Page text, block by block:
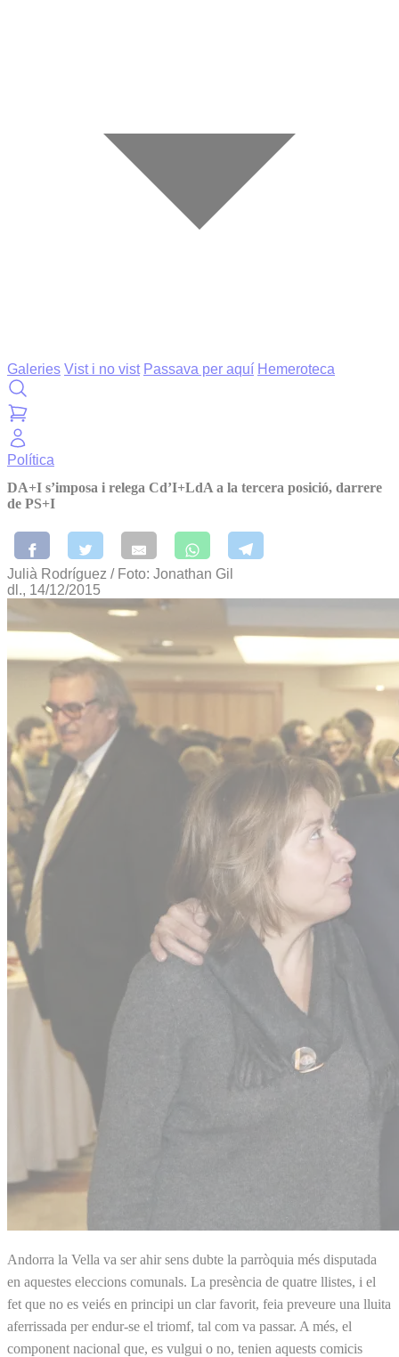
Galeries Vist i no vist Passava per aquí Hemeroteca
Política
DA+I s’imposa i relega Cd’I+LdA a la tercera posició, darrere
de PS+I
Julià Rodríguez / Foto: Jonathan Gil
dl., 14/12/2015
Andorra la Vella va ser ahir sens dubte la parròquia més disputada
en aquestes eleccions comunals. La presència de quatre llistes, i el
fet que no es veiés en principi un clar favorit, feia preveure una lluita
aferrissada per endur-se el triomf, tal com va passar. A més, el
component nacional que, es vulgui o no, tenien aquests comicis